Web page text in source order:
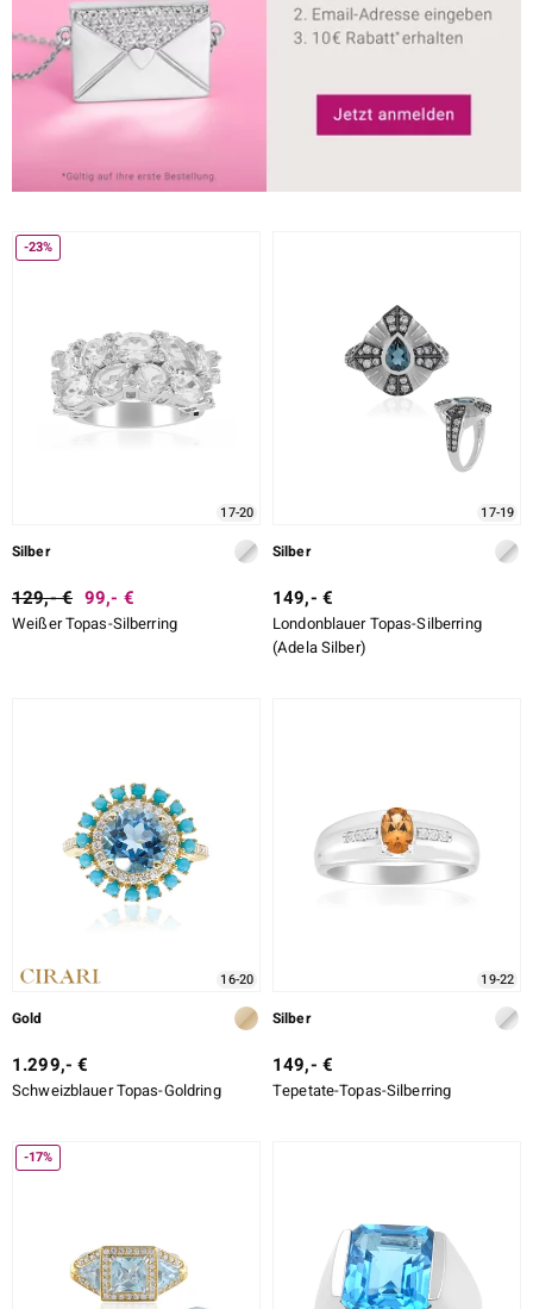
-23%
17-20
Silber
129,- € 99,- €
Weißer Topas-Silberring
17-19
Silber
149,- €
Londonblauer Topas-Silberring
(Adela Silber)
16-20
Gold
1.299,- €
Schweizblauer Topas-Goldring
19-22
Silber
149,- €
Tepetate-Topas-Silberring
-17%